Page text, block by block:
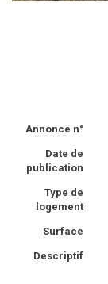
Annonce n°
Date de
publication
Type de
logement
Surface
Descriptif